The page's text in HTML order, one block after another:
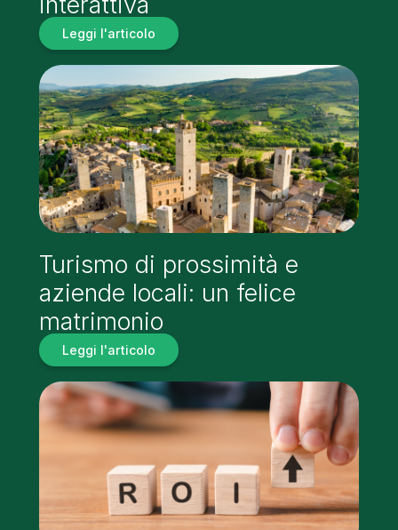
Leggi l'articolo
Turismo di prossimità e
aziende locali: un felice
matrimonio
Leggi l'articolo